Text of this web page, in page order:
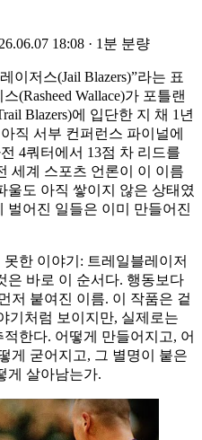
18:08 · 1분 분량
이저스(Jail Blazers)”라는 표
(Rasheed Wallace)가 포틀랜
Blazers)에 입단한 지 채 1년
직 서부 컨퍼런스 파이널에
4쿼터에서 13점 차 리드를
세계 스포츠 언론이 이 이름
울도 아직 쌓이지 않은 상태였
벌어진 일들은 이미 만들어진
한 이야기: 트레일블레이저
은 바로 이 순서다. 행동보다
저 붙여진 이름. 이 작품은 겉
기처럼 보이지만, 실제로는
한다. 어떻게 만들어지고, 어
게 굳어지고, 그 별명이 붙은
게 살아남는가.